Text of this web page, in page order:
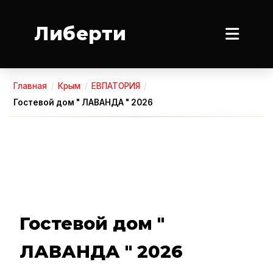
Либерти
Главная / Крым / ЕВПАТОРИЯ /
Гостевой дом " ЛАВАНДА " 2026
Гостевой дом "
ЛАВАНДА " 2026